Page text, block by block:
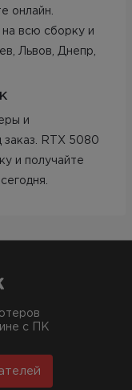
онлайн.
на всю сборку и
Львов, Днепр,
и
RTX 5080
и получайте
с ПК